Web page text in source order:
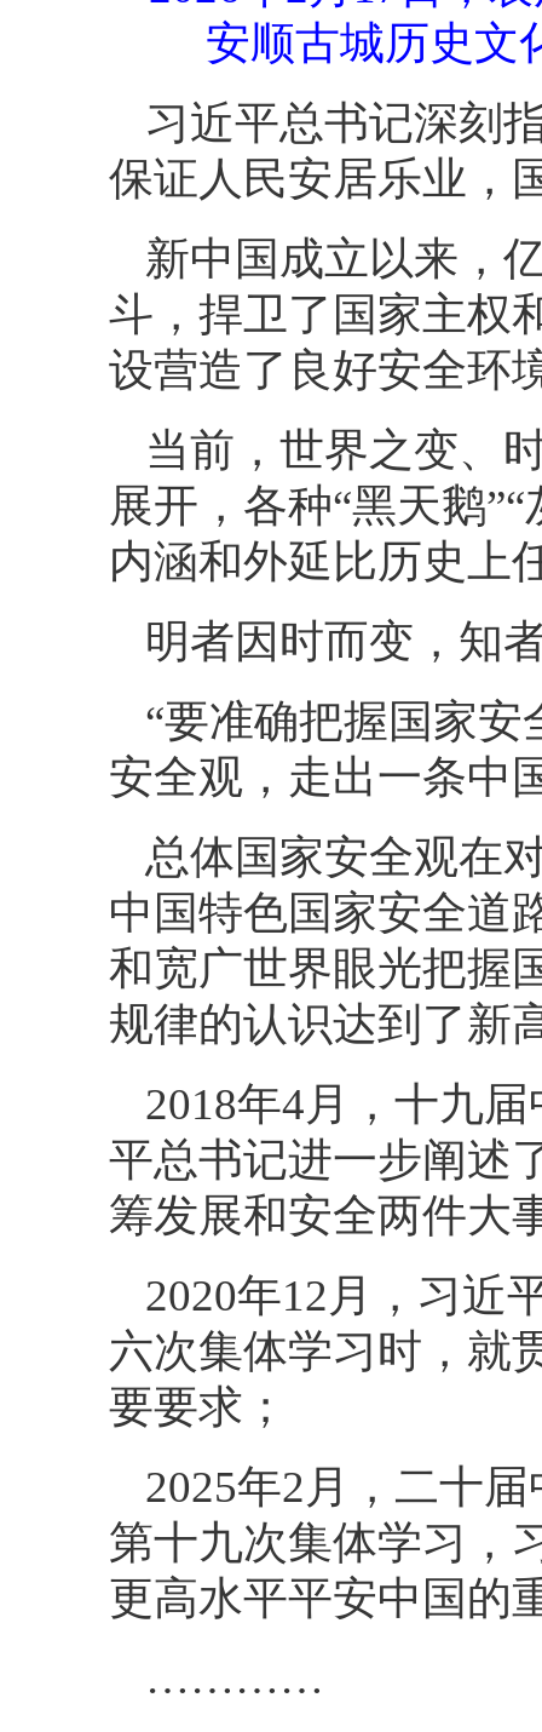
安顺古城历史文
习近平总书记深刻
保证人民安居乐业，
新中国成立以来，
斗，捍卫了国家主权
设营造了良好安全环
当前，世界之变、
展开，各种“黑天鹅
内涵和外延比历史上
明者因时而变，知
“要准确把握国家
安全观，走出一条中
总体国家安全观在
中国特色国家安全道
和宽广世界眼光把握
规律的认识达到了新
2018年4月，十九
平总书记进一步阐述
筹发展和安全两件大
2020年12月，习近
六次集体学习时，就
要要求；
2025年2月，二十
第十九次集体学习，
更高水平平安中国的
…………